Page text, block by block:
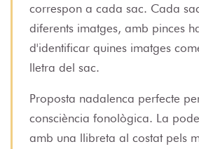
correspon a cada sac. Cada
diferents imatges, amb pinces
d'identificar quines imatges
lletra del sac.
Proposta nadalenca perfecte
consciència fonològica. La
amb una llibreta al costat pels